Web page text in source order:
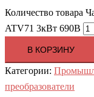
Количество товара
ATV71 3кВт 690В
В КОРЗИНУ
Категории:
преобразователи